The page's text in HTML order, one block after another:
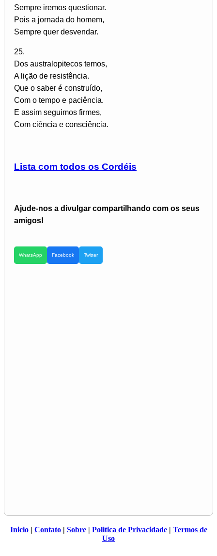
Sempre iremos questionar.
Pois a jornada do homem,
Sempre quer desvendar.
25.
Dos australopitecos temos,
A lição de resistência.
Que o saber é construído,
Com o tempo e paciência.
E assim seguimos firmes,
Com ciência e consciência.
Lista com todos os Cordéis
Ajude-nos a divulgar compartilhando com os seus
amigos!
WhatsApp Facebook Twitter
Inicio| Contato| Sobre| Politica de Privacidade| Termos de
Uso